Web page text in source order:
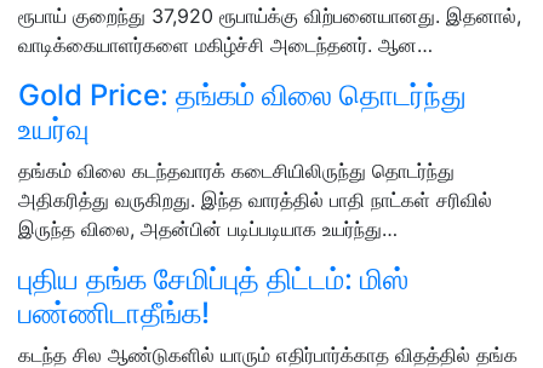
ரூபாய் குறைந்து 37,920 ரூபாய்க்கு விற்பனையானது. இதனால்,
வாடிக்கையாளர்களை மகிழ்ச்சி அடைந்தனர். ஆன…
Gold Price: தங்கம் விலை தொடர்ந்து
உயர்வு
தங்கம் விலை கடந்தவாரக் கடைசியிலிருந்து தொடர்ந்து
அதிகரித்து வருகிறது. இந்த வாரத்தில் பாதி நாட்கள் சரிவில்
இருந்த விலை, அதன்பின் படிப்படியாக உயர்ந்து…
புதிய தங்க சேமிப்புத் திட்டம்: மிஸ்
பண்ணிடாதீங்க!
கடந்த சில ஆண்டுகளில் யாரும் எதிர்பார்க்காத விதத்தில் தங்க